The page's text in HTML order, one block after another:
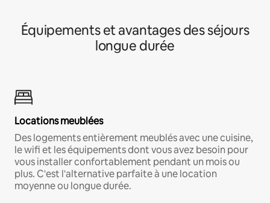
Équipements et avantages des séjours
longue durée
Locations meublées
Des logements entièrement meublés avec une cuisine,
le wifi et les équipements dont vous avez besoin pour
vous installer confortablement pendant un mois ou
plus. C'est l'alternative parfaite à une location
moyenne ou longue durée.